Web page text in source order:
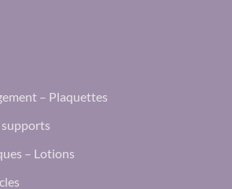
– Plaquettes
supports
– Lotions